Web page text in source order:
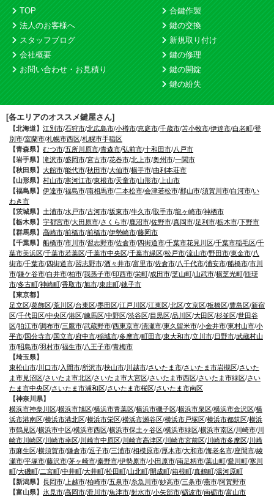
TOP
法人のお客様へ
スタッフブログ
会社概要
お問い合わせ・お見積り
合鍵作製
鍵の交換
新規取り付け
鍵の修理
鍵の開錠
鍵の紛失
[各エリアのオススメ鍵屋さん]
【北海道】 江別市/石狩市/北広島市/小樽市/恵庭市/千歳市/苫小牧市/伊達市/白老町/登
別市/室蘭市/札幌市西区/札幌市手稲区
【青森県】 むつ市/五所川原市/青森市/弘前市/十和田市/八戸市
【岩手県】 滝沢市/盛岡市/宮古市/花巻市/北上市/奥州市/一関市
【秋田県】 大館市/能代市/秋田市/大仙市/横手市/由利本荘市
【山形県】 村山市/寒河江市/東根市/天童市/山形市/ 上山市
【福島県】 伊達市/福島市/南相馬市/二本松市/会津若松市/郡山市/須賀川市/白河市/い
わき市
【茨城県】 土浦市/水戸市/古河市/坂東市/牛久市/取手市/龍ヶ崎市/神栖市
【栃木県】 宇都宮市/大田原市/さくら市/鹿沼市/佐野市/真岡市/足利市/栃木市/下野市
【群馬県】 高崎市/前橋市/前橋市/伊勢崎市/藤岡市
【千葉県】 船橋市/市川市/習志野市/佐倉市/四街道市/千葉市花見川区/千葉市稲毛区/千
葉市美浜区/千葉市若葉区/千葉市中央区/千葉市緑区/松戸市/流山市/野田市/東金市/八
街市/千葉市/四街道市/習志野市/酒々井市/富里市/佐倉市/八千代市/浦安市/船橋市/市川
市/鎌ケ谷市/白井市/柏市/我孫子市/印西市/栄町/成田市/芝山町/山武市/横芝光町/匝瑳
市/多古町/神崎町/香取市/旭市/東庄町/銚子市
【東京都】
足立区/葛飾区/荒川区/台東区/墨田区/江戸川区/江東区/北区/文京区/板橋区/豊島区/新宿
区/千代田区/中央区/港区/練馬区/中野区/渋谷区/目黒区/品川区/大田区/杉並区/世田谷
区/狛江市/調布市/三鷹市/武蔵野市/西東京市/清瀬市/東久留米市/小金井市/東村山市/小
平市/国分寺市/国立市/府中市/稲城市/多摩市/町田市/東大和市/立川市/日野市/武蔵村山
市/昭島市/羽村市/福生市/八王子市/青梅市
【埼玉県】
東松山市/川口市/入間市/所沢市/挟山市/川越市/さいたま市/さいたま市岩槻区/さいた
ま市見沼区/さいたま市北区/さいたま市大宮区/さいたま市西区/さいたま市緑区/さい
たま市中央区/さいたま市浦和区/さいたま市桜区/さいたま市南区
【神奈川県】
横浜市神奈川区/横浜市旭区/横浜市青葉区/横浜市磯子区/横浜市泉区/横浜市金沢区/横
浜市港南区/横浜市港北区/横浜市栄区/横浜市瀬谷区/横浜市戸塚区/横浜市都筑区/横浜
市鶴見区/横浜市中区/横浜市西区/横浜市保土ヶ谷区/横浜市緑区/横浜市南区/川崎市/川
崎市川崎区/川崎市幸区/川崎市中原区/川崎市高津区/川崎市宮前区/川崎市多摩区/川崎
市麻生区/横須賀市/鎌倉市/逗子市/三浦市/相模原市/厚木市/大和市/海老名市/座間市/綾
瀬市/平塚市/藤沢市/茅ヶ崎市/秦野市/伊勢原市/小田原市/南足柄市/葉山町/愛川町/寒川
町/大磯町/二宮町/中井町/大井町/松田町/山北町/開成町/箱根町/真鶴町/湯河原町
【新潟県】 長岡市/ 上越市/柏崎市/五泉市/糸魚川市/妙高市/三条市/燕市/阿賀野市
【富山県】 氷見市/高岡市/滑川市/魚津市/射水市/小矢部市/砺波市/南砺市/富山市